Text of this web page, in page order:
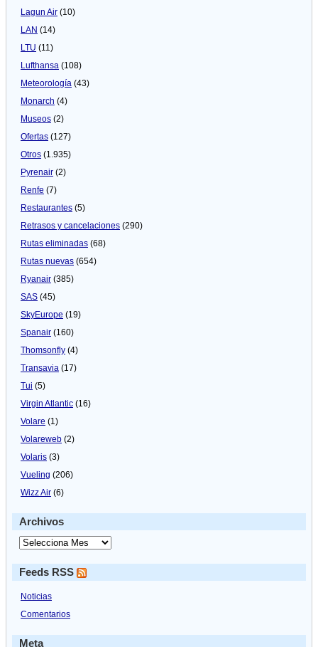
Lagun Air (10)
LAN (14)
LTU (11)
Lufthansa (108)
Meteorologí­a (43)
Monarch (4)
Museos (2)
Ofertas (127)
Otros (1.935)
Pyrenair (2)
Renfe (7)
Restaurantes (5)
Retrasos y cancelaciones (290)
Rutas eliminadas (68)
Rutas nuevas (654)
Ryanair (385)
SAS (45)
SkyEurope (19)
Spanair (160)
Thomsonfly (4)
Transavia (17)
Tui (5)
Virgin Atlantic (16)
Volare (1)
Volareweb (2)
Volaris (3)
Vueling (206)
Wizz Air (6)
Archivos
Feeds RSS
Noticias
Comentarios
Meta